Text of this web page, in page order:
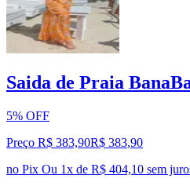
Saida de Praia
5% OFF
Preço R$ 383,90R$ 383,90
no Pix Ou 1x de R$ 404,10 sem